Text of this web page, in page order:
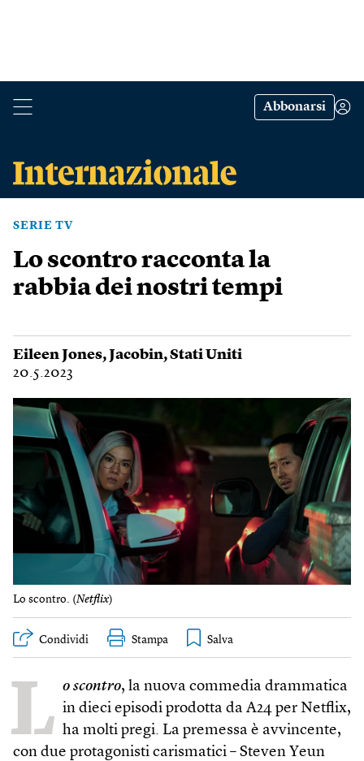
Abbonarsi
SERIE TV
Lo scontro racconta la
rabbia dei nostri tempi
Eileen Jones,Jacobin,Stati Uniti
20.5.2023
Lo scontro. (Netflix)
Condividi Stampa
L o scontro, la nuova commedia drammatica
in dieci episodi prodotta da A24 per Netflix,
ha molti pregi. La premessa è avvincente,
con due protagonisti carismatici – Steven Yeun